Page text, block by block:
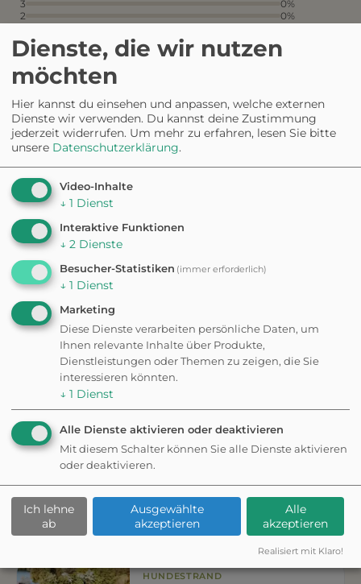
3
0%
2
0%
aus 1 Bewertungen
Die Freilauffläche ist großzügig
angelegt und bietet genügend
Platz für Hunde zum Toben und
Leider fehlen ausreichend
Sitzgelegenheiten für
Hundebesitzer, um sich während
des Aufenthalts zu entspannen.
✦ Eigene Bewertung schreiben
Fehler gefunden? Feedback senden
Weitere
Ausflugsziele in der
Nähe
HUNDESTRAND
Dienste, die wir nutzen
möchten
Hier kannst du einsehen und anpassen, welche externen
Dienste wir verwenden. Du kannst deine Zustimmung
jederzeit widerrufen. Um mehr zu erfahren, lesen Sie bitte
unsere Datenschutzerklärung.
Video-Inhalte
↓ 1 Dienst
Interaktive Funktionen
↓ 2 Dienste
Besucher-Statistiken (immer erforderlich)
↓ 1 Dienst
Marketing
Diese Dienste verarbeiten persönliche Daten, um
Ihnen relevante Inhalte über Produkte,
Dienstleistungen oder Themen zu zeigen, die Sie
interessieren könnten.
↓ 1 Dienst
Alle Dienste aktivieren oder deaktivieren
Mit diesem Schalter können Sie alle Dienste aktivieren
oder deaktivieren.
Ich lehne
ab
Ausgewählte
akzeptieren
Alle
akzeptieren
Realisiert mit Klaro!